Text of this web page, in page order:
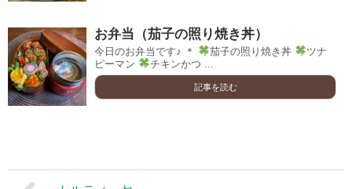
お弁当（茄子の照り焼き丼）
今日のお弁当です♪ ＊ 茄子の照り焼き丼
ツナ
ピーマン
チキンかつ ...
記事を読む